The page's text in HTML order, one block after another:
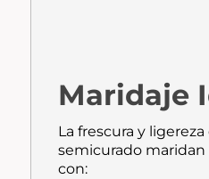
Maridaje
La frescura y
semicurado
con: